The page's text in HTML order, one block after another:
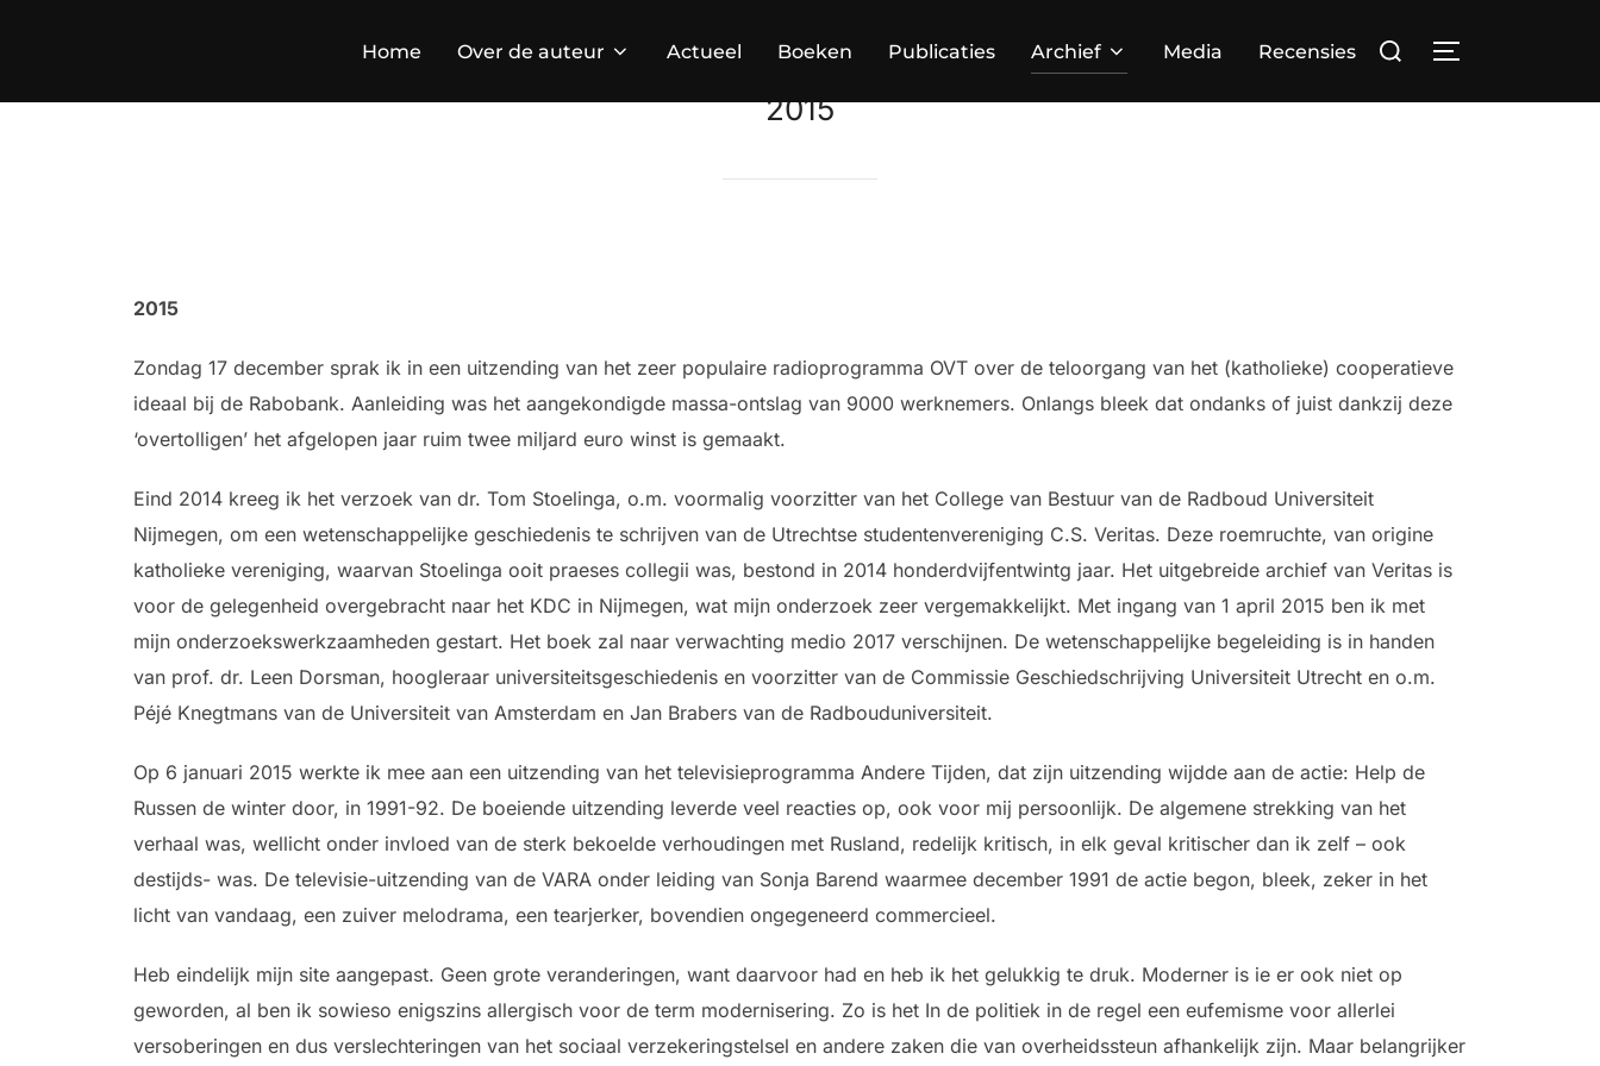
Home Over de auteur Actueel Boeken Publicaties Archief Media Recensies
Zoek
TOGGLE
2015
2015
Zondag 17 december sprak ik in een uitzending van het zeer populaire radioprogramma OVT over de teloorgang van het (katholieke) cooperatieve
ideaal bij de Rabobank. Aanleiding was het aangekondigde massa-ontslag van 9000 werknemers. Onlangs bleek dat ondanks of juist dankzij deze
‘overtolligen’ het afgelopen jaar ruim twee miljard euro winst is gemaakt.
Eind 2014 kreeg ik het verzoek van dr. Tom Stoelinga, o.m. voormalig voorzitter van het College van Bestuur van de Radboud Universiteit
Nijmegen, om een wetenschappelijke geschiedenis te schrijven van de Utrechtse studentenvereniging C.S. Veritas. Deze roemruchte, van origine
katholieke vereniging, waarvan Stoelinga ooit praeses collegii was, bestond in 2014 honderdvijfentwintg jaar. Het uitgebreide archief van Veritas is
voor de gelegenheid overgebracht naar het KDC in Nijmegen, wat mijn onderzoek zeer vergemakkelijkt. Met ingang van 1 april 2015 ben ik met
mijn onderzoekswerkzaamheden gestart. Het boek zal naar verwachting medio 2017 verschijnen. De wetenschappelijke begeleiding is in handen
van prof. dr. Leen Dorsman, hoogleraar universiteitsgeschiedenis en voorzitter van de Commissie Geschiedschrijving Universiteit Utrecht en o.m.
Péjé Knegtmans van de Universiteit van Amsterdam en Jan Brabers van de Radbouduniversiteit.
Op 6 januari 2015 werkte ik mee aan een uitzending van het televisieprogramma Andere Tijden, dat zijn uitzending wijdde aan de actie: Help de
Russen de winter door, in 1991-92. De boeiende uitzending leverde veel reacties op, ook voor mij persoonlijk. De algemene strekking van het
verhaal was, wellicht onder invloed van de sterk bekoelde verhoudingen met Rusland, redelijk kritisch, in elk geval kritischer dan ik zelf – ook
destijds- was. De televisie-uitzending van de VARA onder leiding van Sonja Barend waarmee december 1991 de actie begon, bleek, zeker in het
licht van vandaag, een zuiver melodrama, een tearjerker, bovendien ongegeneerd commercieel.
Heb eindelijk mijn site aangepast. Geen grote veranderingen, want daarvoor had en heb ik het gelukkig te druk. Moderner is ie er ook niet op
geworden, al ben ik sowieso enigszins allergisch voor de term modernisering. Zo is het In de politiek in de regel een eufemisme voor allerlei
versoberingen en dus verslechteringen van het sociaal verzekeringstelsel en andere zaken die van overheidssteun afhankelijk zijn. Maar belangrijker